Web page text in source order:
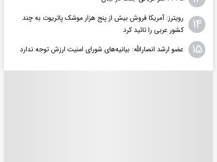
۱۴
رویترز: آمریکا فروش بیش از پنج هزار موشک پاتریوت به چند
کشور عربی را تائید کرد
۱۵ عضو ارشد انصارالله: بیانیه‌های شورای امنیت ارزش توجه ندارد